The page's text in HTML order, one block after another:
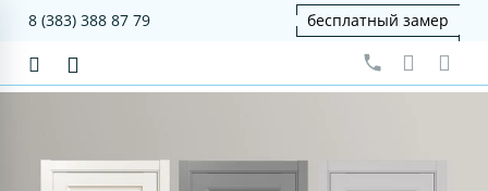
8 (383) 388 87 79 бесплатный замер